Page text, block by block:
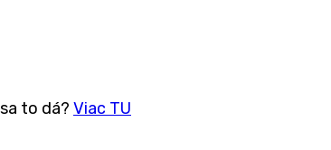
to dá? Viac TU